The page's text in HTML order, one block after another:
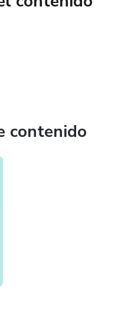
maximizar tu rendimiento en
contenido